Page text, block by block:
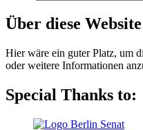
Über diese Website
Hier wäre ein guter Platz, um
oder weitere Informationen
Special Thanks to: